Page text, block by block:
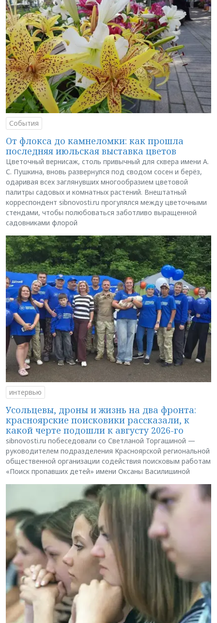
События
От флокса до камнеломки: как прошла
последняя июльская выставка цветов
Цветочный вернисаж, столь привычный для сквера имени А.
С. Пушкина, вновь развернулся под сводом сосен и берёз,
одаривая всех заглянувших многообразием цветовой
палитры садовых и комнатных растений. Внештатный
корреспондент sibnovosti.ru прогулялся между цветочными
стендами, чтобы полюбоваться заботливо выращенной
садовниками флорой
интервью
Усольцевы, дроны и жизнь на два фронта:
красноярские поисковики рассказали, к
какой черте подошли к августу 2026-го
sibnovosti.ru побеседовали со Светланой Торгашиной —
руководителем подразделения Красноярской региональной
общественной организации содействия поисковым работам
«Поиск пропавших детей» имени Оксаны Василишиной